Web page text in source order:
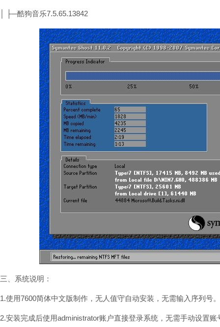
│ ├─酷狗音乐7.5.65.13842
三、系统说明：
1.使用7600简体中文版制作，无人值守自动安装，无需输入序列号。
2.安装完成后使用administrator账户直接登录系统，无需手动设置账